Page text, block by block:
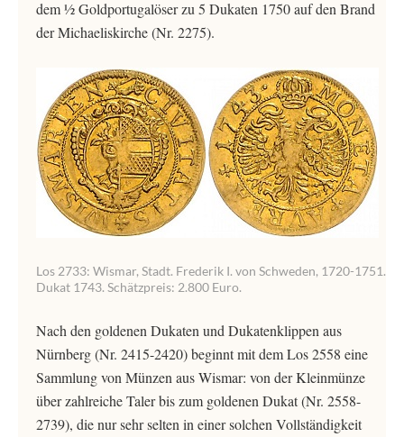
dem ½ Goldportugalöser zu 5 Dukaten 1750 auf den Brand
der Michaeliskirche (Nr. 2275).
Los 2733: Wismar, Stadt. Frederik I. von Schweden, 1720-1751.
Dukat 1743. Schätzpreis: 2.800 Euro.
Nach den goldenen Dukaten und Dukatenklippen aus
Nürnberg (Nr. 2415-2420) beginnt mit dem Los 2558 eine
Sammlung von Münzen aus Wismar: von der Kleinmünze
über zahlreiche Taler bis zum goldenen Dukat (Nr. 2558-
2739), die nur sehr selten in einer solchen Vollständigkeit